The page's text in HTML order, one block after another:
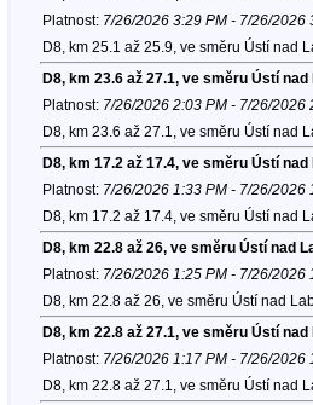
Platnost: 7/26/2026 3:29 PM - 7/26/2026
D8, km 25.1 až 25.9, ve směru Ústí nad
D8, km 23.6 až 27.1, ve směru Ústí nad
Platnost: 7/26/2026 2:03 PM - 7/26/2026
D8, km 23.6 až 27.1, ve směru Ústí nad
D8, km 17.2 až 17.4, ve směru Ústí nad
Platnost: 7/26/2026 1:33 PM - 7/26/2026
D8, km 17.2 až 17.4, ve směru Ústí nad
D8, km 22.8 až 26, ve směru Ústí nad
Platnost: 7/26/2026 1:25 PM - 7/26/2026
D8, km 22.8 až 26, ve směru Ústí nad
D8, km 22.8 až 27.1, ve směru Ústí nad
Platnost: 7/26/2026 1:17 PM - 7/26/2026
D8, km 22.8 až 27.1, ve směru Ústí nad